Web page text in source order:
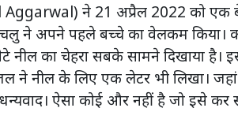
Aggarwal) ने 21 अप्रैल 2022 को एक
ने अपने पहले बच्चे का वेलकम किया।
नील का चेहरा सबके सामने दिखाया
ने नील के लिए एक लेटर भी लिखा।
ऐसा कोई और नहीं है जो इसे कर